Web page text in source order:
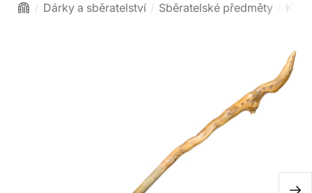
Dárky a sběratelství Sběratelské předměty